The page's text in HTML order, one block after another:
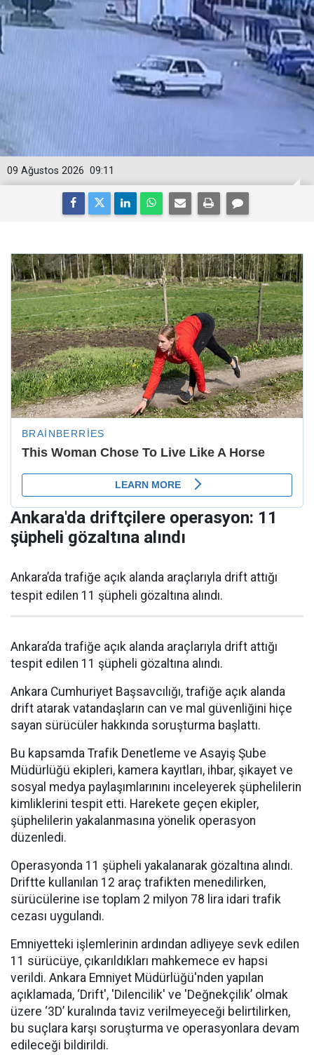
09:11
09 Ağustos 2026
Ankara'da driftçilere operasyon: 11
şüpheli gözaltına alındı
Ankara’da trafiğe açık alanda araçlarıyla drift attığı
tespit edilen 11 şüpheli gözaltına alındı.
Ankara’da trafiğe açık alanda araçlarıyla drift attığı
tespit edilen 11 şüpheli gözaltına alındı.
Ankara Cumhuriyet Başsavcılığı, trafiğe açık alanda
drift atarak vatandaşların can ve mal güvenliğini hiçe
sayan sürücüler hakkında soruşturma başlattı.
Bu kapsamda Trafik Denetleme ve Asayiş Şube
Müdürlüğü ekipleri, kamera kayıtları, ihbar, şikayet ve
sosyal medya paylaşımlarınını inceleyerek şüphelilerin
kimliklerini tespit etti. Harekete geçen ekipler,
şüphelilerin yakalanmasına yönelik operasyon
düzenledi.
Operasyonda 11 şüpheli yakalanarak gözaltına alındı.
Driftte kullanılan 12 araç trafikten menedilirken,
sürücülerine ise toplam 2 milyon 78 lira idari trafik
cezası uygulandı.
Emniyetteki işlemlerinin ardından adliyeye sevk edilen
11 sürücüye, çıkarıldıkları mahkemece ev hapsi
verildi. Ankara Emniyet Müdürlüğü'nden yapılan
açıklamada, ‘Drift', 'Dilencilik' ve 'Değnekçilik’ olmak
üzere ‘3D’ kuralında taviz verilmeyeceği belirtilirken,
bu suçlara karşı soruşturma ve operasyonlara devam
edileceği bildirildi.